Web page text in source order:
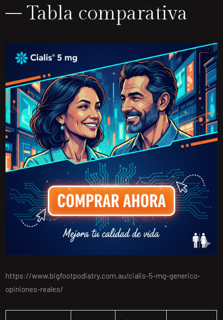
– Tabla comparativa
https://www.bigfootpodiatry.com.au/cialis-5-mg-generico-
opiniones-reales/